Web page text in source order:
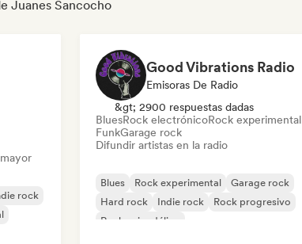
Juanes Sancocho
rock
Good Vibrations Radio
Emisoras De Radio
&gt; 2900 respuestas dadas
BluesRock electrónicoRock experimental
FunkGarage rock
Difundir artistas en la radio
Blues Rock experimental
Garage rock
Hard rock
Indie rock
Rock progresivo
Rock psicodélico